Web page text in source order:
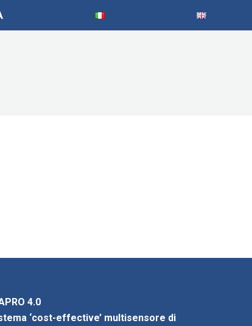
4.0
‘cost-effective’ multisensore di